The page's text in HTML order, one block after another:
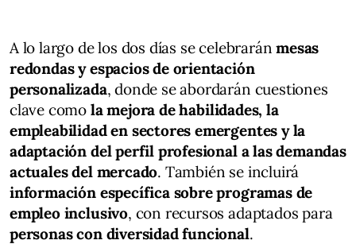
A lo largo de los dos días se celebraránmesas
redondas y espacios de orientación
personalizada, donde se abordarán cuestiones
clave como la mejora de habilidades, la
empleabilidad en sectores emergentes y la
adaptación del perfil profesional a las demandas
actuales del mercado. También se incluirá
información específica sobre programas de
empleo inclusivo, con recursos adaptados para
personas con diversidad funcional.